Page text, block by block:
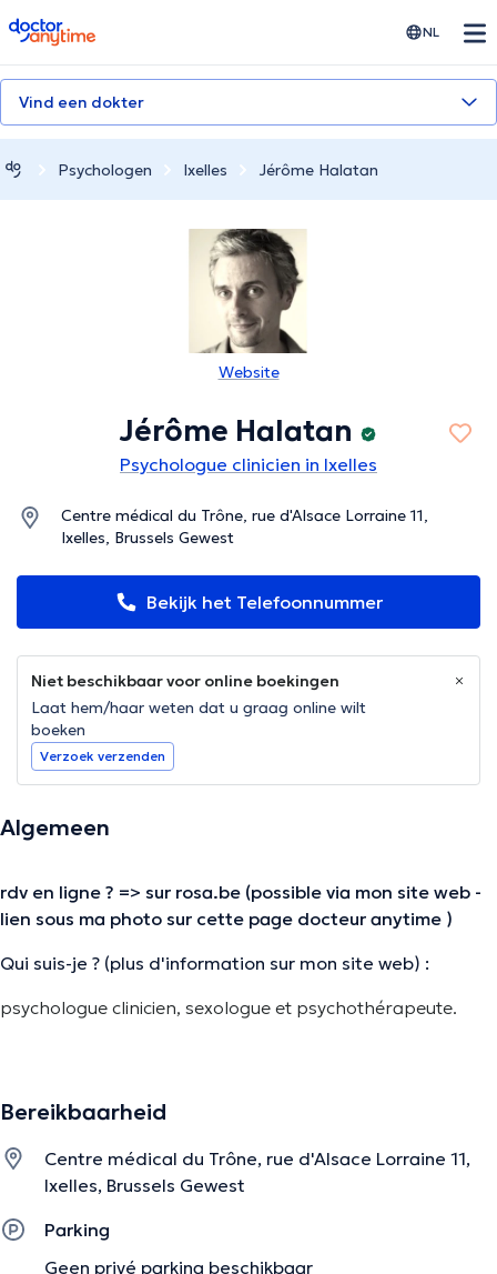
doctoranytime NL
Vind een dokter
Psychologen Ixelles Jérôme Halatan
Website
Jérôme Halatan
Psychologue clinicien in Ixelles
Centre médical du Trône, rue d'Alsace Lorraine 11,
Ixelles, Brussels Gewest
Bekijk het Telefoonnummer
Niet beschikbaar voor online boekingen
Laat hem/haar weten dat u graag online wilt
boeken
Verzoek verzenden
Algemeen
rdv en ligne ? => sur rosa.be (possible via mon site web -
lien sous ma photo sur cette page docteur anytime )
Qui suis-je ? (plus d'information sur mon site web) :
psychologue clinicien, sexologue et psychothérapeute.
De beschrijving werd aangepast door het Doctoranytime team, gebaseerd
Bereikbaarheid
Centre médical du Trône, rue d'Alsace Lorraine 11,
Ixelles, Brussels Gewest
Parking
Geen privé parking beschikbaar